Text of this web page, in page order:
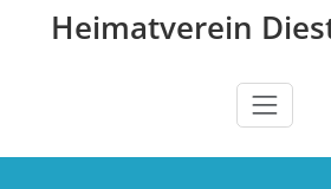
Heimatverein